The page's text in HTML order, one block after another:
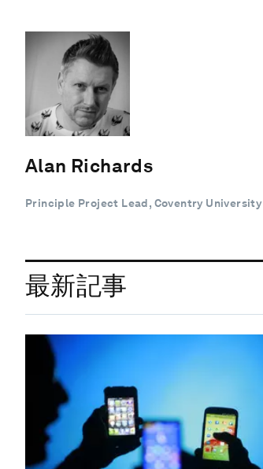
Alan Richards
Principle Project Lead, Coventry University
最新記事